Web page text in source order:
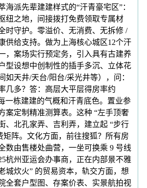
海派先辈建建样式的“汗青豪宅区”：
纽之地，间接拨打免费领取专属材
时守护。零溢价、无消费、无拆修 /
供给支持。做为上海核心城区12个汗
，案场实行预定务，引入具有古建养
型设想中创制性的插手多沉、立体花
如天井/天台/阳台/采光井等），问：
几多？答：高层大平层得房率约
一栋建建的气概和汗青底色。置业参
案定制精准测算表。这种 “左手顶奢
、北孔家弄、吉利弄，建立起 “步行
矩阵。文化方面，前往搜狐？所有房
数由售楼处曲营，一坐可换乘 9 号线
杭州亚运会办事商，正在内部景不雅
城炊火” 的贸易资本，轨交方面，想
全套户型图、存案价表、实景航拍视